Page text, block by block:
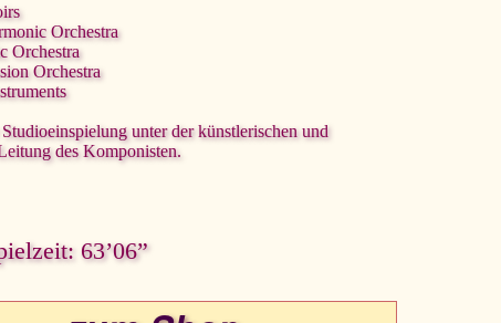
Orchestra
Orchestra
Orchestra
unter der künstlerischen und
des Komponisten.
63’06”